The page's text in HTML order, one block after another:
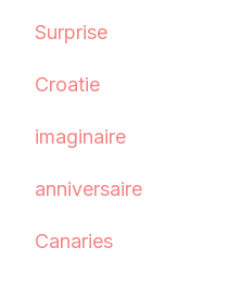
Surprise
Croatie
imaginaire
anniversaire
Canaries